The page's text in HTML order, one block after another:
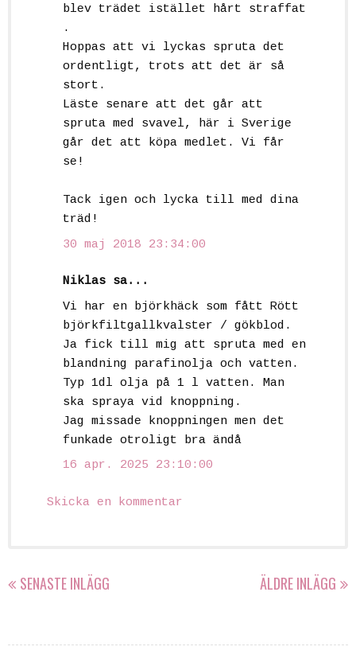
blev trädet istället hårt straffat
.
Hoppas att vi lyckas spruta det
ordentligt, trots att det är så
stort.
Läste senare att det går att
spruta med svavel, här i Sverige
går det att köpa medlet. Vi får
se!
Tack igen och lycka till med dina
träd!
30 maj 2018 23:34:00
Niklas sa...
Vi har en björkhäck som fått Rött
björkfiltgallkvalster / gökblod.
Ja fick till mig att spruta med en
blandning parafinolja och vatten.
Typ 1dl olja på 1 l vatten. Man
ska spraya vid knoppning.
Jag missade knoppningen men det
funkade otroligt bra ändå
16 apr. 2025 23:10:00
Skicka en kommentar
SENASTE INLÄGG ÄLDRE INLÄGG